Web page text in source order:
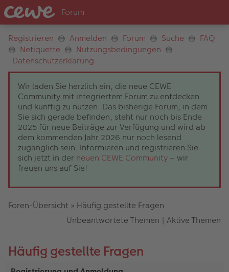
Registrieren Anmelden Forum Suche
FAQ
Netiquette
Nutzungsbedingungen
Datenschutzerklärung
Wir laden Sie herzlich ein, die neue CEWE
Community mit integriertem Forum zu entdecken
und künftig zu nutzen. Das bisherige Forum, in dem
Sie sich gerade befinden, steht nur noch bis Ende
2025 für neue Beiträge zur Verfügung und wird ab
dem kommenden Jahr 2026 nur noch lesend
zugänglich sein. Informieren und registrieren Sie
sich jetzt in der neuen CEWE Community – wir
freuen uns auf Sie!
Foren-Übersicht » Häufig gestellte Fragen
Unbeantwortete Themen | Aktive Themen
Häufig gestellte Fragen